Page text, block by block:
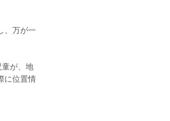
、万が一
童が、地
に位置情